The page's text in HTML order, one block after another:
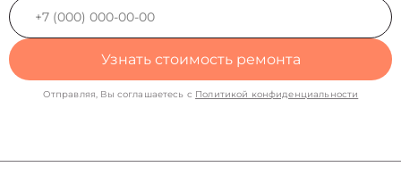
Узнать стоимость ремонта
Отправляя, Вы соглашаетесь с Политикой конфиденциальности